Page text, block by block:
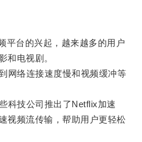
台的兴起，越来越多的用户
和电视剧。
络连接速度慢和视频缓冲等
技公司推出了Netflix加速
视频流传输，帮助用户更轻松